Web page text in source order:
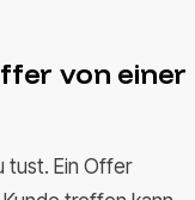
von einer
tust. Ein Offer